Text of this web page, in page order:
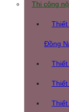
Thi công
Thiết
Đồng
Thiết
Thiết
Thiết